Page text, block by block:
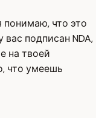
понимаю, что это
подписан NDA,
на твоей
что умеешь